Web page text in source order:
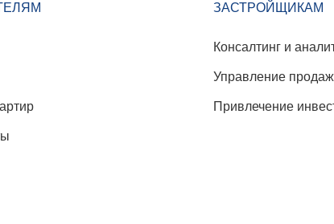
ЗАСТРОЙЩИКАМ
Консалтинг и
Управление
Привлечение